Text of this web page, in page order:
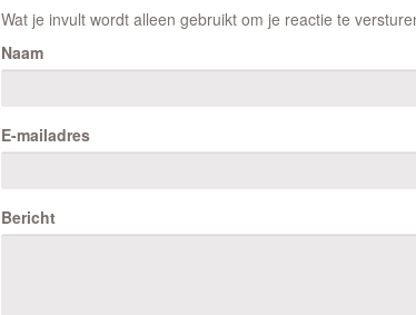
Wat je invult wordt alleen gebruikt om je reactie te
Naam
E-mailadres
Bericht